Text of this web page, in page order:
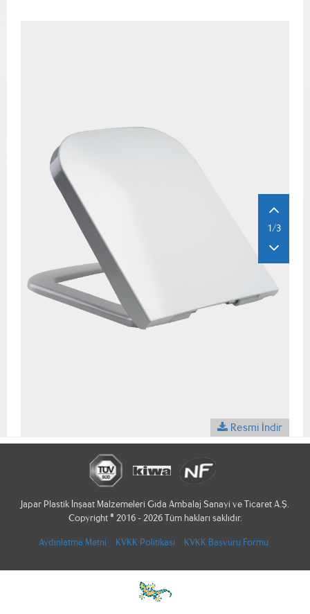
1/3
Resmi İndir
Japar Plastik İnşaat Malzemeleri Gıda Ambalaj Sanayi ve Ticaret A.Ş.
Copyright © 2016 - 2026 Tüm hakları saklıdır.
Aydınlatma Metni KVKK Politikası KVKK Başvuru Formu